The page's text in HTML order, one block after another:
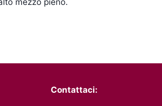
mezzo pieno.
Contattaci: